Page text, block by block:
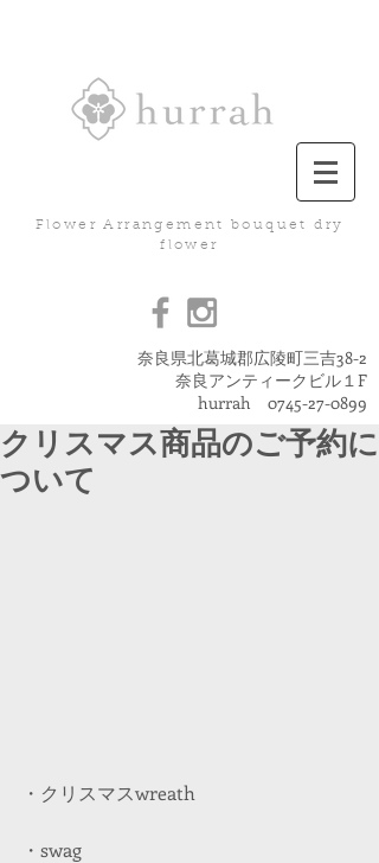
Flower Arrangement bouquet dry
flower
奈良県北葛城郡広陵町三吉38-2
奈良アンティークビル１F
hurrah 0745-27-0899
クリスマス商品のご予約に
ついて
・クリスマスwreath
・swag